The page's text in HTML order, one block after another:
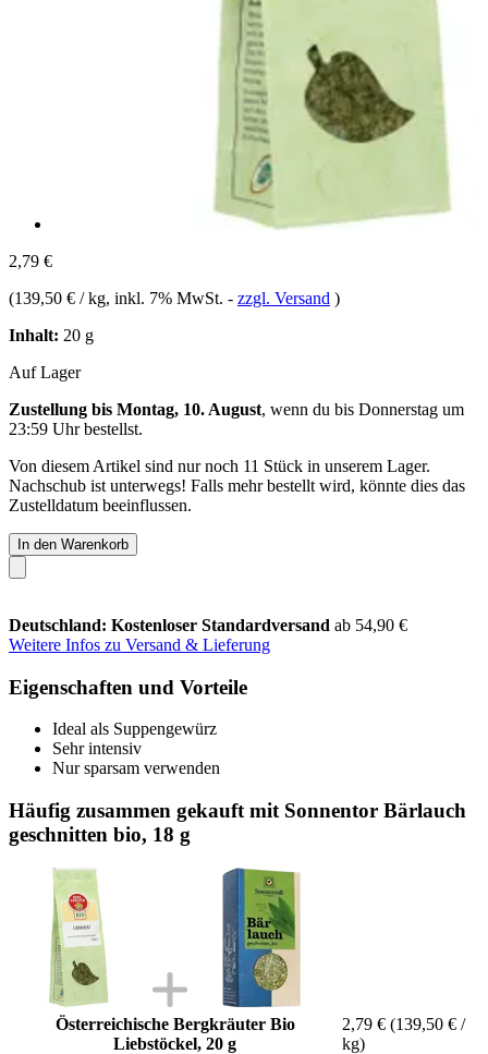
2,79 €
(139,50 € / kg, inkl. 7% MwSt. - zzgl. Versand )
Inhalt: 20 g
Auf Lager
Zustellung bis Montag, 10. August, wenn du bis Donnerstag um
23:59 Uhrbestellst.
Von diesem Artikel sind nur noch 11 Stück in unserem Lager.
Nachschub ist unterwegs! Falls mehr bestellt wird, könnte dies das
Zustelldatum beeinflussen.
In den Warenkorb
Deutschland: Kostenloser Standardversand ab 54,90 €
Weitere Infos zu Versand & Lieferung
Eigenschaften und Vorteile
Ideal als Suppengewürz
Sehr intensiv
Nur sparsam verwenden
Häufig zusammen gekauft mit Sonnentor Bärlauch
geschnitten bio, 18 g
Österreichische Bergkräuter Bio
Liebstöckel, 20 g
2,79 € (139,50 € /
kg)